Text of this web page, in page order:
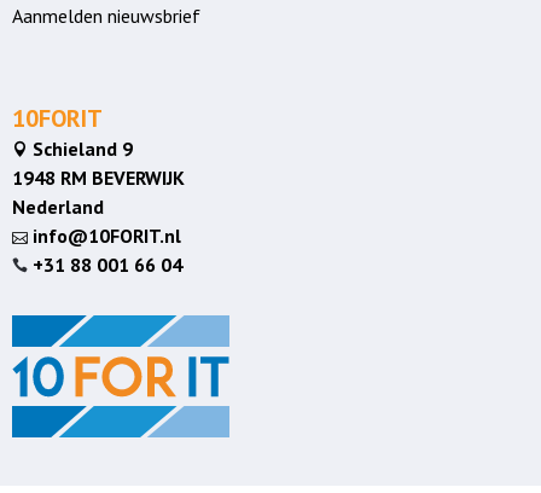
Aanmelden nieuwsbrief
10FORIT
 Schieland 9
1948 RM BEVERWIJK
Nederland
 info@10FORIT.nl
 +31 88 001 66 04